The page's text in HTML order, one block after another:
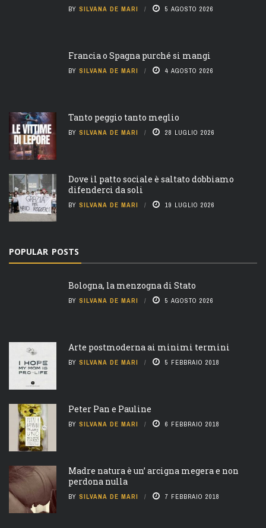
BY SILVANA DE MARI 5 AGOSTO 2026
Francia o Spagna purché si mangi
BY SILVANA DE MARI 4 AGOSTO 2026
Tanto peggio tanto meglio
BY SILVANA DE MARI 28 LUGLIO 2026
Dove il patto sociale è saltato dobbiamo
difenderci da soli
BY SILVANA DE MARI 19 LUGLIO 2026
POPULAR POSTS
Bologna, la menzogna di Stato
BY SILVANA DE MARI 5 AGOSTO 2026
Arte postmoderna ai minimi termini
BY SILVANA DE MARI 5 FEBBRAIO 2018
Peter Pan e Pauline
BY SILVANA DE MARI 6 FEBBRAIO 2018
Madre natura è un’ arcigna megera e non
perdona nulla
BY SILVANA DE MARI 7 FEBBRAIO 2018